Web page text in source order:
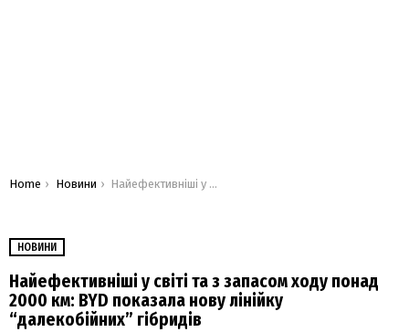
You are here:
Home Новини Найефективніші у світі та з запасом ходу понад 2000 км: BYD показала нову лінійку “далекобійних” гібридів
НОВИНИ
Найефективніші у світі та з запасом ходу понад
2000 км: BYD показала нову лінійку
“далекобійних” гібридів